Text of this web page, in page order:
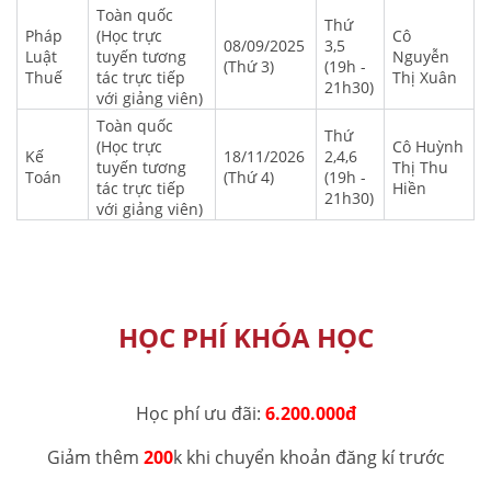
Pháp
Luật
Thuế
Toàn quốc
(Học trực
tuyến tương
tác trực tiếp
với giảng viên)
08/09/2025
(Thứ 3)
Thứ
3,5
(19h -
21h30)
Cô
Nguyễn
Thị Xuân
Kế
Toán
Toàn quốc
(Học trực
tuyến tương
tác trực tiếp
với giảng viên)
18/11/2026
(Thứ 4)
Thứ
2,4,6
(19h -
21h30)
Cô Huỳnh
Thị Thu
Hiền
HỌC PHÍ KHÓA HỌC
Học phí ưu đãi: 6.200.000đ
Giảm thêm 200k khi chuyển khoản đăng kí trước